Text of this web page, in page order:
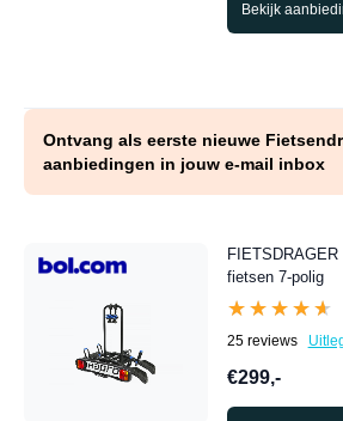
Bekijk
Ontvang als eerste nieuwe
aanbiedingen in jouw e-mail inbox
fietsen 7-polig
★★★★★
★★★★★
25 reviews
€299,-